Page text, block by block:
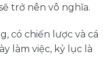
trở nên vô nghĩa.
có chiến lược và cá
làm việc, kỷ lục là